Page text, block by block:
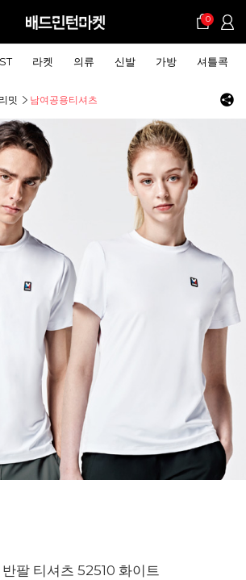
0
라켓 의류 신발 가방 셔틀콕
밋 남여공용티셔츠
팔 티셔츠 52510 화이트